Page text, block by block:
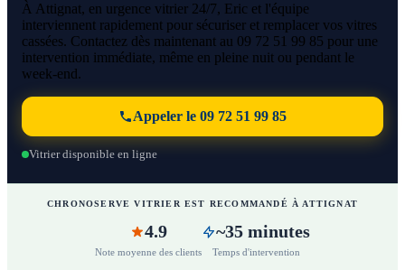
À Attignat, en urgence vitrier 24/7, Eric et l'équipe
interviennent rapidement pour sécuriser et remplacer vos vitres
cassées. Contactez dès maintenant au 09 72 51 99 85 pour une
intervention immédiate, même en pleine nuit ou pendant le
week-end.
Appeler le 09 72 51 99 85
Vitrier disponible en ligne
CHRONOSERVE VITRIER EST RECOMMANDÉ À ATTIGNAT
4.9
Note moyenne des clients
~35 minutes
Temps d'intervention